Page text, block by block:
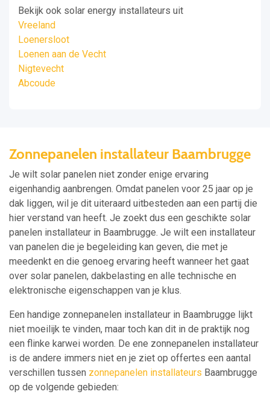
Bekijk ook solar energy installateurs uit
Vreeland
Loenersloot
Loenen aan de Vecht
Nigtevecht
Abcoude
Zonnepanelen installateur Baambrugge
Je wilt solar panelen niet zonder enige ervaring
eigenhandig aanbrengen. Omdat panelen voor 25 jaar op je
dak liggen, wil je dit uiteraard uitbesteden aan een partij die
hier verstand van heeft. Je zoekt dus een geschikte solar
panelen installateur in Baambrugge. Je wilt een installateur
van panelen die je begeleiding kan geven, die met je
meedenkt en die genoeg ervaring heeft wanneer het gaat
over solar panelen, dakbelasting en alle technische en
elektronische eigenschappen van je klus.
Een handige zonnepanelen installateur in Baambrugge lijkt
niet moeilijk te vinden, maar toch kan dit in de praktijk nog
een flinke karwei worden. De ene zonnepanelen installateur
is de andere immers niet en je ziet op offertes een aantal
verschillen tussen zonnepanelen installateurs Baambrugge
op de volgende gebieden: